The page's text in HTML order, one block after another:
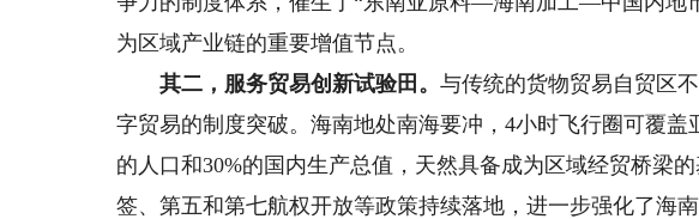
为区域产业链的重要增值节点。
其二，服务贸易创新试验田。与传统的货物贸易自贸区
字贸易的制度突破。海南地处南海要冲，4小时飞行圈可覆盖
的人口和30%的国内生产总值，天然具备成为区域经贸桥梁
签、第五和第七航权开放等政策持续落地，进一步强化了海